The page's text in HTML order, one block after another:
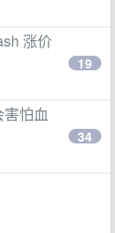
涨价
19
怕血
34